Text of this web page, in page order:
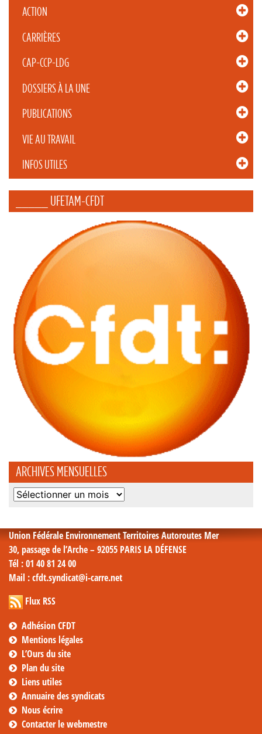
ACTION
CARRIÈRES
CAP-CCP-LDG
DOSSIERS À LA UNE
PUBLICATIONS
VIE AU TRAVAIL
INFOS UTILES
_____ UFETAM-CFDT
ARCHIVES MENSUELLES
Archives
Union Fédérale Environnement Territoires Autoroutes Mer
30, passage de l’Arche – 92055 PARIS LA DÉFENSE
Tél : 01 40 81 24 00
Mail : cfdt.syndicat@i-carre.net
Flux RSS
Adhésion CFDT
Mentions légales
L’Ours du site
Plan du site
Liens utiles
Annuaire des syndicats
Nous écrire
Contacter le webmestre